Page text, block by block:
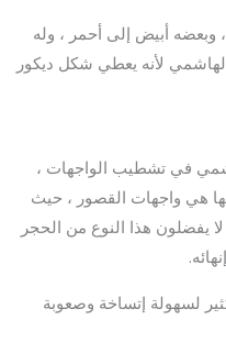
وبعضه أبيض إلى أحمر ، وله
الهاشمي لأنه يعطي شكل ديكور
في تشطيب الواجهات ،
هي واجهات القصور ، حيث
يفضلون هذا النوع من الحجر
لسهولة إتساخة وصعوبة